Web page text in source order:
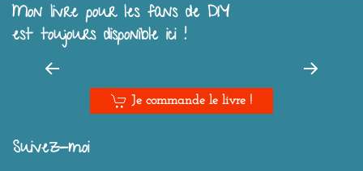
Mon livre pour les fans de DIY
est toujours disponible ici !
Je commande le livre !
Suivez-moi